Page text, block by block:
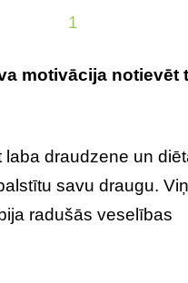
motivācija notievēt
laba draudzene un
savu draugu.
radušās veselības